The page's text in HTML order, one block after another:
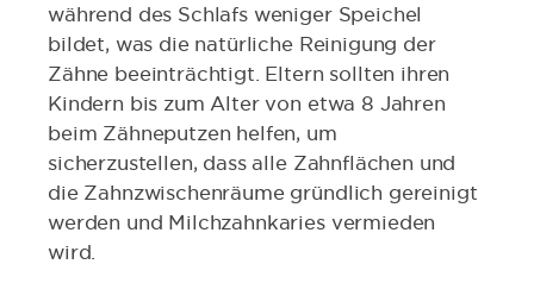
während des Schlafs weniger Speichel
bildet, was die natürliche Reinigung der
Zähne beeinträchtigt. Eltern sollten ihren
Kindern bis zum Alter von etwa 8 Jahren
beim Zähneputzen helfen, um
sicherzustellen, dass alle Zahnflächen und
die Zahnzwischenräume gründlich gereinigt
werden und Milchzahnkaries vermieden
wird.